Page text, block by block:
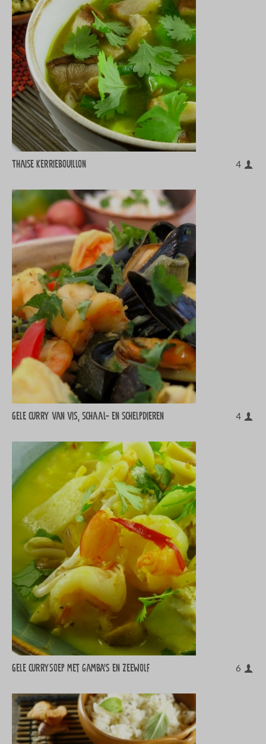
Thaise kerriebouillon 4
Gele curry van vis, schaal- en schelpdieren 4
Gele currysoep met gamba's en zeewolf 6